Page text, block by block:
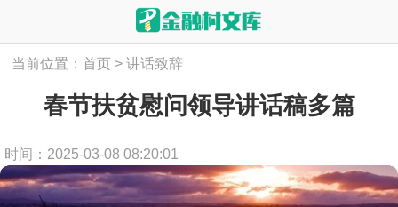
当前位置：首页 > 讲话致辞
春节扶贫慰问领导讲话稿多篇
时间：2025-03-08 08:20:01